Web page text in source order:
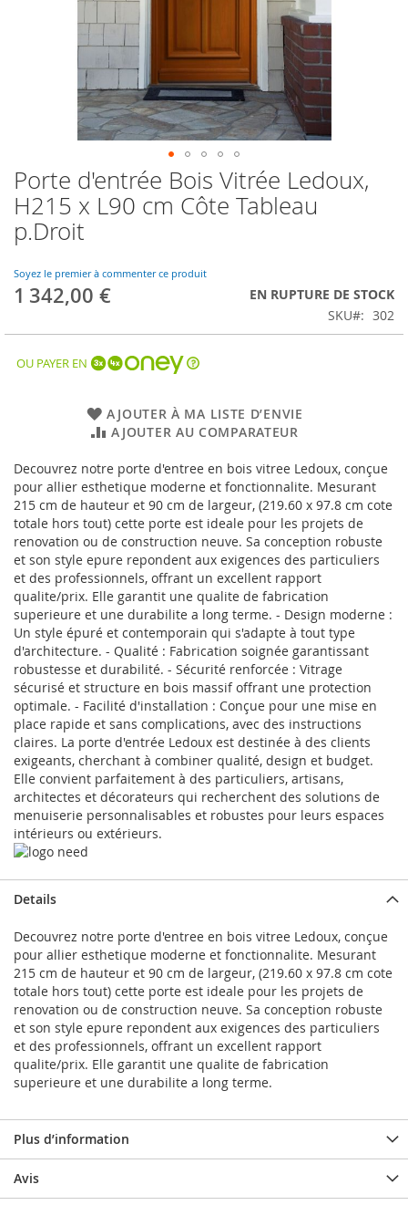
Porte d'entrée Bois Vitrée Ledoux,
H215 x L90 cm Côte Tableau
p.Droit
Soyez le premier à commenter ce produit
1 342,00 €
EN RUPTURE DE STOCK
SKU
302
OU PAYER EN
AJOUTER À MA LISTE D’ENVIE
AJOUTER AU COMPARATEUR
Decouvrez notre porte d'entree en bois vitree Ledoux, conçue
pour allier esthetique moderne et fonctionnalite. Mesurant
215 cm de hauteur et 90 cm de largeur, (219.60 x 97.8 cm cote
totale hors tout) cette porte est ideale pour les projets de
renovation ou de construction neuve. Sa conception robuste
et son style epure repondent aux exigences des particuliers
et des professionnels, offrant un excellent rapport
qualite/prix. Elle garantit une qualite de fabrication
superieure et une durabilite a long terme. - Design moderne :
Un style épuré et contemporain qui s'adapte à tout type
d'architecture. - Qualité : Fabrication soignée garantissant
robustesse et durabilité. - Sécurité renforcée : Vitrage
sécurisé et structure en bois massif offrant une protection
optimale. - Facilité d'installation : Conçue pour une mise en
place rapide et sans complications, avec des instructions
claires. La porte d'entrée Ledoux est destinée à des clients
exigeants, cherchant à combiner qualité, design et budget.
Elle convient parfaitement à des particuliers, artisans,
architectes et décorateurs qui recherchent des solutions de
menuiserie personnalisables et robustes pour leurs espaces
intérieurs ou extérieurs.
Skip
to
the
beginning
of
the
images
gallery
Details
Decouvrez notre porte d'entree en bois vitree Ledoux, conçue
pour allier esthetique moderne et fonctionnalite. Mesurant
215 cm de hauteur et 90 cm de largeur, (219.60 x 97.8 cm cote
totale hors tout) cette porte est ideale pour les projets de
renovation ou de construction neuve. Sa conception robuste
et son style epure repondent aux exigences des particuliers
et des professionnels, offrant un excellent rapport
qualite/prix. Elle garantit une qualite de fabrication
superieure et une durabilite a long terme.
Plus d’information
Avis